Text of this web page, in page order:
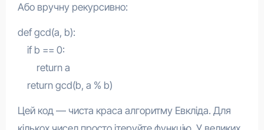
Або вручну рекурсивно:
def gcd(a, b):
if b == 0:
return a
return gcd(b, a % b)
Цей код — чиста краса алгоритму Евкліда. Для